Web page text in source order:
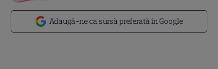
Adaugă-ne ca sursă preferată în Google